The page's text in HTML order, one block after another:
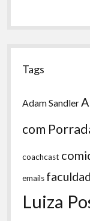
Tags
Adam Sandler
com
coachcast
emails
Luiza